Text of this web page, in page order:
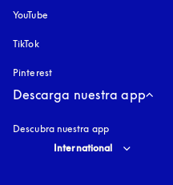
YouTube
TikTok
Pinterest
Descarga nuestra app
Descubra nuestra app
Select country and language
International